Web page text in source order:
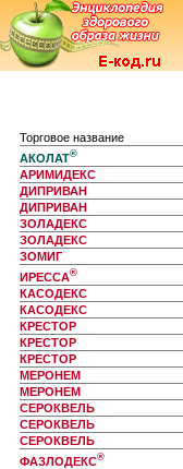
Торговое название
АКОЛАТ®
АРИМИДЕКС
ДИПРИВАН
ДИПРИВАН
ЗОЛАДЕКС
ЗОЛАДЕКС
ЗОМИГ
ИРЕССА®
КАСОДЕКС
КАСОДЕКС
КРЕСТОР
КРЕСТОР
КРЕСТОР
МЕРОНЕМ
МЕРОНЕМ
СЕРОКВЕЛЬ
СЕРОКВЕЛЬ
СЕРОКВЕЛЬ
ФАЗЛОДЕКС®